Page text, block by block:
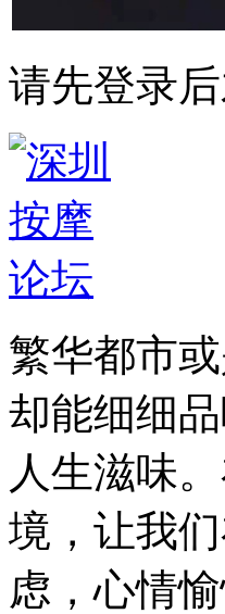
请先登录
繁华都市
却能细细
人生滋味
境，让我
虑，心情